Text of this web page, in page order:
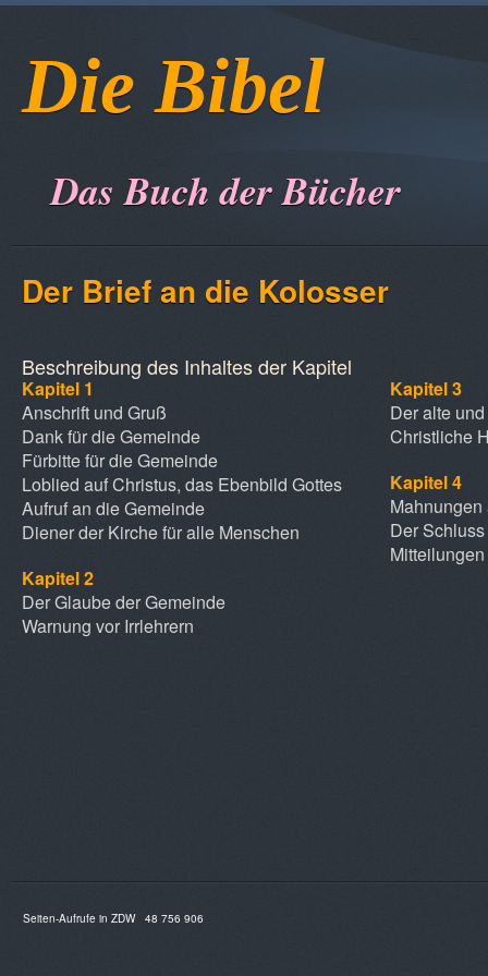
Die Bibel
Das Buch der Bücher
Der Brief an die Kolosser
Beschreibung des Inhaltes der Kapitel
Kapitel 1
Anschrift und Gruß
Dank für die Gemeinde
Fürbitte für die Gemeinde
Loblied auf Christus, das Ebenbild Gottes
Aufruf an die Gemeinde
Diener der Kirche für alle Menschen
Kapitel 2
Der Glaube der Gemeinde
Warnung vor Irrlehrern
Kapitel 3
Der alte
Christliche
Kapitel 4
Der
Seiten-Aufrufe in ZDW 48 756 906